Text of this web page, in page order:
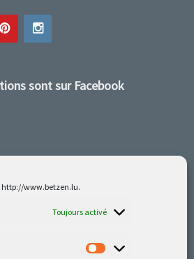
http://www.betzen.lu.
Toujours activé
sont sur Facebook